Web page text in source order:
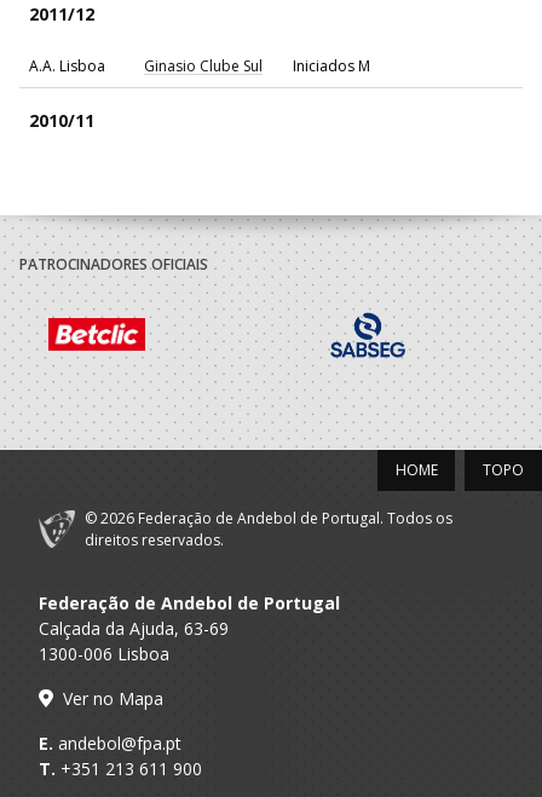
2011/12
A.A. Lisboa Ginasio Clube Sul Iniciados M
2010/11
2009/10
A.A. Lisboa Ginasio Clube Sul Infantis M
A.A. Lisboa Ginasio Clube Sul Infantis M / Iniciados M
2008/09
A.A. Lisboa Ginasio Clube Sul Infantis M
PATROCINADORES OFICIAIS
TOPO
HOME
© 2026 Federação de Andebol de Portugal. Todos os
direitos reservados.
Federação de Andebol de Portugal
Calçada da Ajuda, 63-69
1300-006 Lisboa
Ver no Mapa
E. andebol@fpa.pt
T. +351 213 611 900